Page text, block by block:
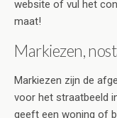
website of vul het
maat!
Markiezen,
Markiezen zijn de
voor het straatbeeld
geeft een woning of